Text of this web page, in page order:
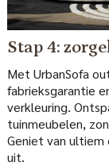
Stap 4:
Met UrbanSofa
fabrieksgarantie
verkleuring.
tuinmeubelen,
Geniet van ultiem
uit.